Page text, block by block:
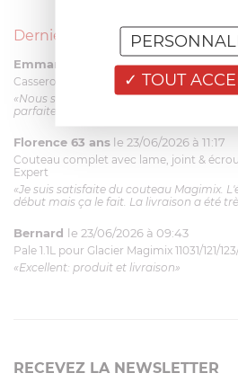
Derniers avis produits
Emmanuel 56 ansle 23/06/2026 à
Casserole mini 9 cm Castelpro 5 ply
«Nous sommes dans un produit de
parfaite pour l'élaboration des sauces et
Florence 63 ans le 23/06/2026 à 11:17
Couteau complet avec lame, joint &
Expert
«Je suis satisfaite du couteau Magimix.
début mais ça le fait. La livraison a été
Bernard le 23/06/2026 à 09:43
Pale 1.1L pour Glacier Magimix 11031/121/
«Excellent: produit et livraison»
RECEVEZ LA NEWSLETTER
TOUT